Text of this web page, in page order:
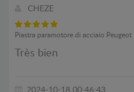
CHEZE
Piastra paramotore di acciaio Peugeot
Très bien
2024-10-18 00:46:43